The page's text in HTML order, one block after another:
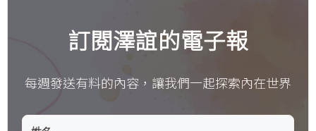
訂閱澤誼的電子報
每週發送有料的內容，讓我們一起探索內在世界